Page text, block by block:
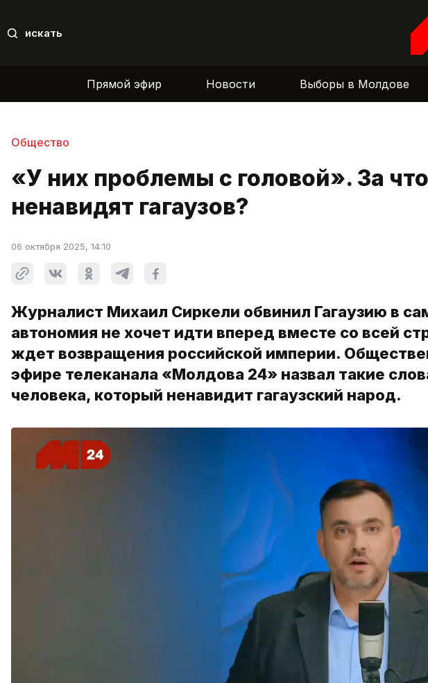
искать
Прямой эфир Новости Выборы в Молдове
Общество
«У них проблемы с головой». За
ненавидят гагаузов?
06 октября 2025, 14:10
Журналист Михаил Сиркели обвинил Гагаузию в
автономия не хочет идти вперед вместе со всей
ждет возвращения российской империи.
эфире телеканала «Молдова 24» назвал такие
человека, который ненавидит гагаузский народ.